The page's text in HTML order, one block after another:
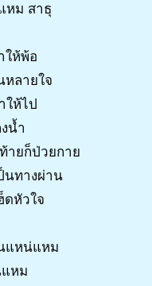
หม สาธุ
ให้พ้อ
ลายใจ
ให้ไป
น้ำ
ายก็ป่วยกาย
นทางผ่าน
ดหัวใจ
แหน่แหม
หม